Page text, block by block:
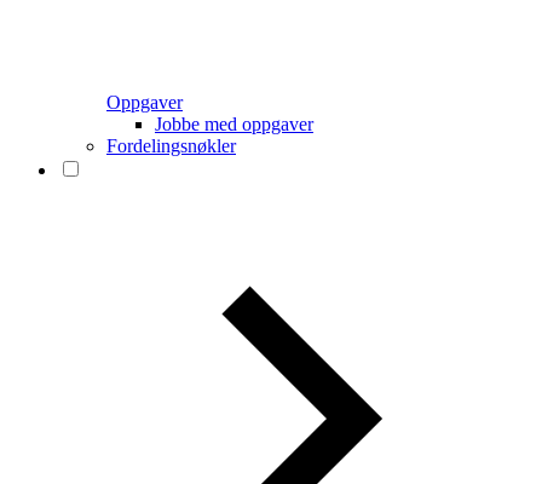
Oppgaver
Jobbe med oppgaver
Fordelingsnøkler